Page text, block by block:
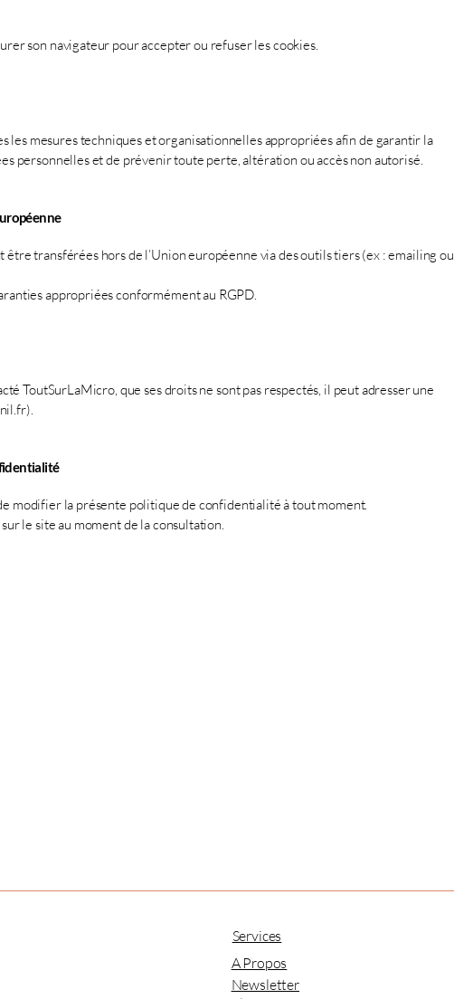
son navigateur pour accepter ou refuser les cookies.
mesures techniques et organisationnelles appropriées afin de garantir la
personnelles et de prévenir toute perte, altération ou accès non autorisé.
être transférées hors de l’Union européenne via des outils tiers (ex : emailing ou
appropriées conformément au RGPD.
ToutSurLaMicro, que ses droits ne sont pas respectés, il peut adresser une
).
modifier la présente politique de confidentialité à tout moment.
le site au moment de la consultation.
Services
A Propos
Newsletter